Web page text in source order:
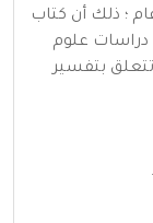
؛ ذلك أن كتاب
دراسات علوم
بتفسير